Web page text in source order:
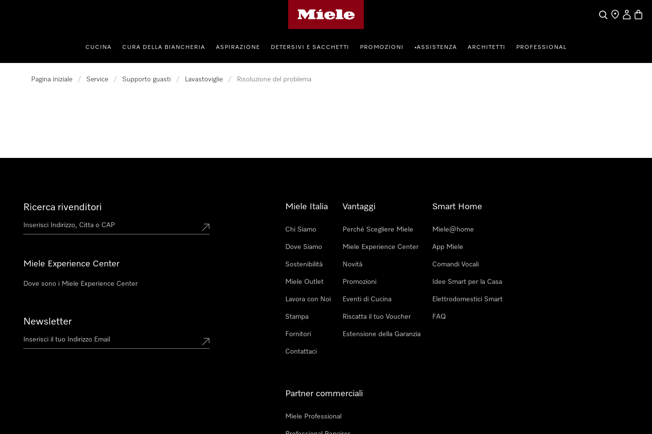
CercaRicerca
Il mio
CUCINA CURA DELLA BIANCHERIA ASPIRAZIONE DETERSIVI E SACCHETTI PROMOZIONI •ASSISTENZA ARCHITETTI PROFESSIONAL
Pagina iniziale / Service / Supporto guasti / Lavastoviglie / Risoluzione del problema
Ricerca rivenditori
Miele Experience Center
Dove sono i Miele Experience Center
Newsletter
Miele Italia
Chi Siamo
Dove Siamo
Sostenibilità
Miele Outlet
Lavora con Noi
Stampa
Fornitori
Contattaci
Vantaggi
Perché Scegliere Miele
Miele Experience Center
Novità
Promozioni
Eventi di Cucina
Riscatta il tuo Voucher
Estensione della Garanzia
Smart Home
Miele@home
App Miele
Comandi Vocali
Idee Smart per la Casa
Elettrodomestici Smart
FAQ
Partner commerciali
Miele Professional